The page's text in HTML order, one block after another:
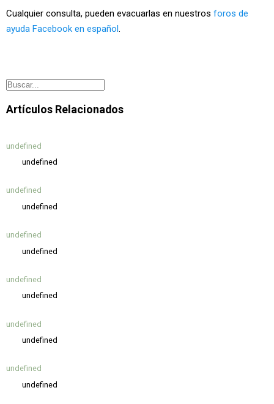
Cualquier consulta, pueden evacuarlas en nuestros foros de
ayuda Facebook en español.
Artículos Relacionados
undefined
undefined
undefined
undefined
undefined
undefined
undefined
undefined
undefined
undefined
undefined
undefined